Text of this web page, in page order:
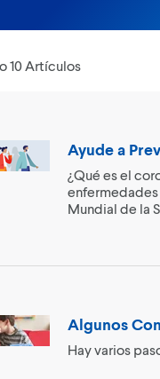
10 Artículos
Ayude a
¿Qué es el
enfermedades
Mundial de la
Algunos
Hay varios